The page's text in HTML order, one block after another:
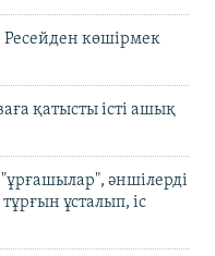
Ресейден көшірмек
қатысты істі ашық
"ұрғашылар", әншілерді
ұсталып, іс